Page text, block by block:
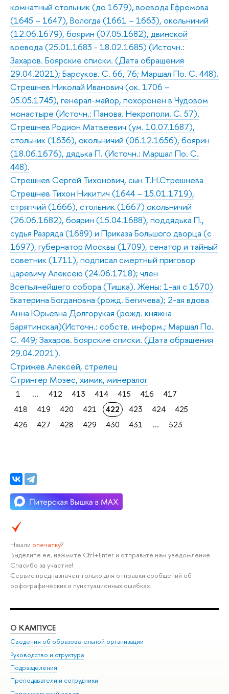
комнатный стольник (до 1679), воевода Ефремова
(1645 – 1647), Вологда (1661 – 1663), окольничий
(12.06.1679), боярин (07.05.1682), двинской
воевода (25.01.1683 - 18.02.1685) (Источн.:
Захаров. Боярские списки. (Дата обращения
29.04.2021); Барсуков. С. 66, 76; Маршал По. С. 448).
Стрешнев Николай Иванович (ок. 1706 –
05.05.1745), генерал-майор, похоронен в Чудовом
монастыре (Источн.: Панова. Некрополи. С. 57).
Стрешнев Родион Матвеевич (ум. 10.07.1687),
стольник (1636), окольничий (06.12.1656), боярин
(18.06.1676), дядька П. (Источн.: Маршал По. С.
448).
Стрешнев Сергей Тихонович, сын Т.Н.Стрешнева
Стрешнев Тихон Никитич (1644 – 15.01.1719),
стряпчий (1666), стольник (1667) окольничий
(26.06.1682), боярин (15.04.1688), поддядька П.,
судья Разряда (1689) и Приказа Большого дворца (с
1697), губернатор Москвы (1709), сенатор и тайный
советник (1711), подписал смертный приговор
царевичу Алексею (24.06.1718); член
Всепьянейшего собора (Тишка). Жены: 1-ая с 1670)
Екатерина Богдановна (рожд. Бегичева); 2-ая вдова
Анна Юрьевна Долгорукая (рожд. княжна
Барятинская)(Источн.: собств. информ.; Маршал По.
С. 449; Захаров. Боярские списки. (Дата обращения
29.04.2021).
Стрижев Алексей, стрелец
Стрингер Мозес, химик, минералог
1 ... 412 413 414 415 416
417
418
419 420 421 422 423 424
425
426
427 428 429 430 431 ... 523
Нашли опечатку?
Выделите её, нажмите Ctrl+Enter и отправьте нам уведомление.
Спасибо за участие!
Сервис предназначен только для отправки сообщений об
орфографических и пунктуационных ошибках.
О КАМПУСЕ
Сведения об образовательной организации
Руководство и структура
Подразделения
Преподаватели и сотрудники